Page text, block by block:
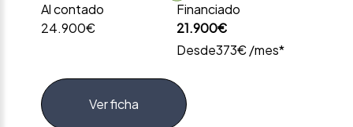
Al contado
24.900€
Financiado
21.900€
Desde373€ /mes*
Ver ficha